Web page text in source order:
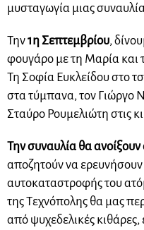
μυσταγωγία μιας
Την1η Σεπτεμβρίου,
φουγάρο με τη Μαρία και
Τη Σοφία Ευκλείδου στο
στα τύμπανα, τον Γιώργο
Σταύρο Ρουμελιώτη στις
Την συναυλία θα
αποζητούν να ερευνήσουν
αυτοκαταστροφής του
της Τεχνόπολης θα μας
από ψυχεδελικές